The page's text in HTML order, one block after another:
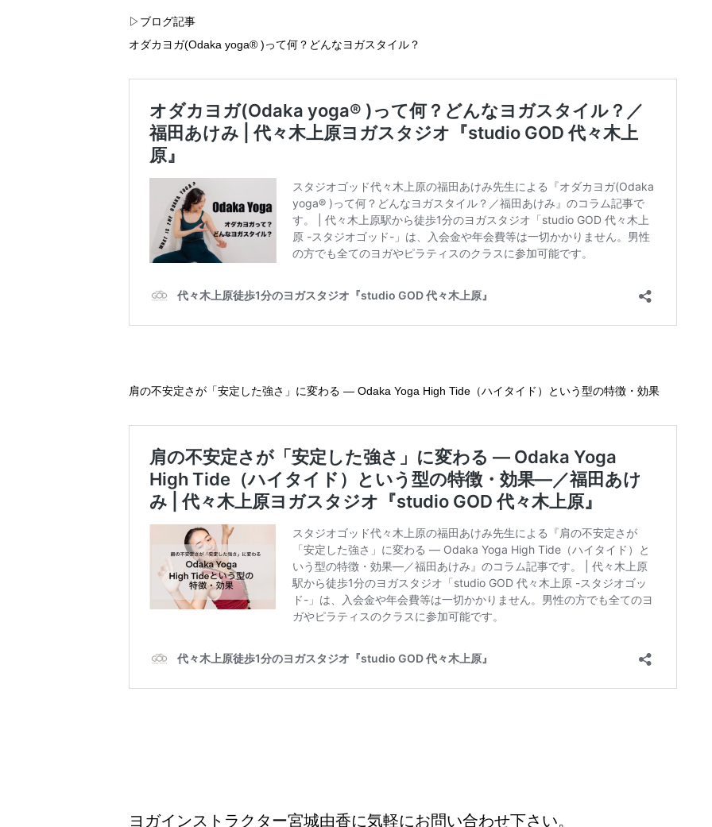
▷ブログ記事
オダカヨガ(Odaka yoga® )って何？どんなヨガスタイル？
肩の不安定さが「安定した強さ」に変わる ― Odaka Yoga High Tide（ハイタイド）という型の特徴・効果
ヨガインストラクター宮城由香に気軽にお問い合わせ下さい。